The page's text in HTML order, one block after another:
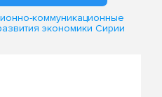
коммуникационные
экономики Сирии